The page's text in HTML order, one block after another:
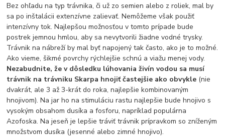
Bez ohľadu na typ trávnika, či už zo semien alebo z roliek, mal by
sa po inštalácii extenzívne zalievať. Nemôžeme však použiť
intenzívny tok. Najlepšou možnosťou v tomto prípade bude
postrek jemnou hmlou, aby sa nevytvorili žiadne vodné trysky.
Trávnik na nábreží by mal byť napojený tak často, ako je to možné.
Ako vieme, šikmé povrchy rýchlejšie schnú a viažu menej vody.
Nezabudnite, že v dôsledku lúhovania živín vodou sa musí
trávnik na trávniku Skarpa hnojiť častejšie ako obvykle (nie
dvakrát, ale 3 až 3-krát do roka, najlepšie kombinovaným
hnojivom). Na jar ho na stimuláciu rastu najlepšie bude hnojivo s
vysokým obsahom dusíka a fosforu, napríklad populárna
Azofoska. Na jeseň je lepšie tráviť trávnik prípravkom so zníženým
množstvom dusíka (jesenné alebo zimné hnojivo).